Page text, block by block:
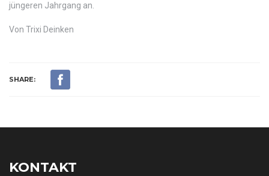
jüngeren Jahrgang an.
Von Trixi Deinken
SHARE:
KONTAKT